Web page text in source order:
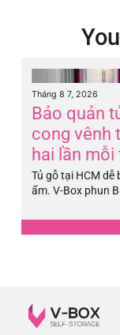
Tháng 8 7, 2026
Bảo quản
cong vênh
hai lần mỗi
Tủ gỗ tại HCM dễ
ẩm. V-Box phun